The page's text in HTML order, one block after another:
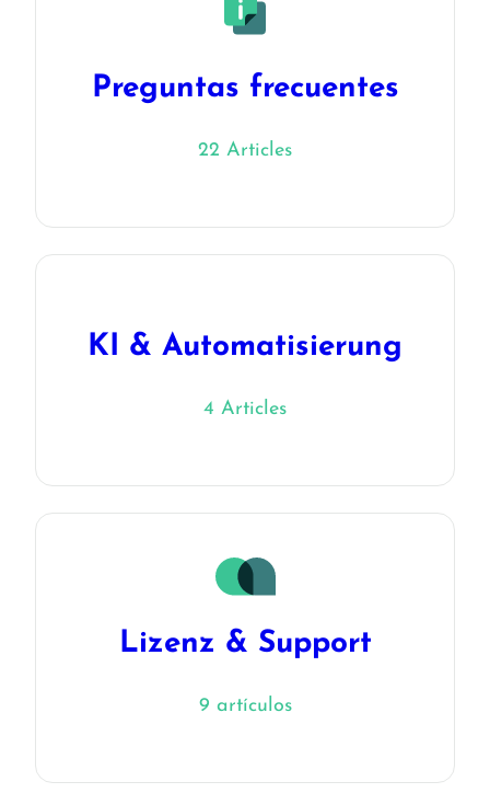
Preguntas frecuentes
22 Articles
KI & Automatisierung
4 Articles
Lizenz & Support
9 artículos